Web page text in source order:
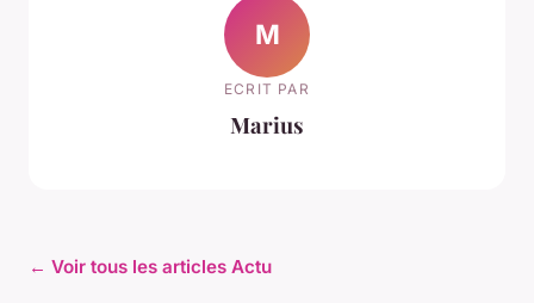
M
ECRIT PAR
Marius
← Voir tous les articles Actu